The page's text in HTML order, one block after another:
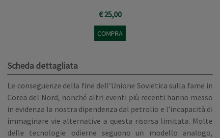
€ 25,00
COMPRA
Scheda dettagliata
Le conseguenze della fine dell’Unione Sovietica sulla fame in
Corea del Nord, nonché altri eventi più recenti hanno messo
in evidenza la nostra dipendenza dal petrolio e l’incapacità di
immaginare vie alternative a questa risorsa limitata. Molte
delle tecnologie odierne seguono un modello analogo,